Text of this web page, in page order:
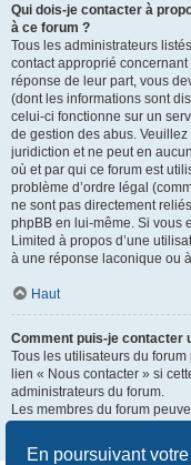
En poursuivant
Qui dois-je contacter à
à ce forum ?
Tous les administrateurs
contact approprié
réponse de leur part, vous
(dont les informations sont
celui-ci fonctionne sur un
de gestion des abus.
juridiction et ne peut en
où et par qui ce forum est
problème d’ordre légal
ne sont pas directement
phpBB en lui-même. Si vous
Limited à propos d’une
à une réponse laconique ou
Haut
Comment puis-je contacter
Tous les utilisateurs du
lien « Nous contacter » si
administrateurs du forum.
Les membres du forum
Haut